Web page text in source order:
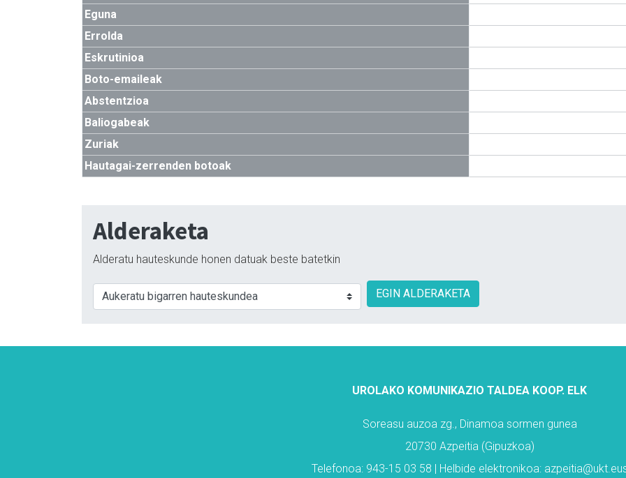
Eguna
Errolda
Eskrutinioa
Boto-emaileak
Abstentzioa
Baliogabeak
Zuriak
Hautagai-zerrenden botoak
Alderaketa
Alderatu hauteskunde honen datuak beste batetkin
EGIN ALDERAKETA
UROLAKO KOMUNIKAZIO TALDEA KOOP. ELK
Soreasu auzoa zg., Dinamoa sormen gunea
20730 Azpeitia (Gipuzkoa)
Telefonoa: 943-15 03 58 | Helbide elektronikoa: